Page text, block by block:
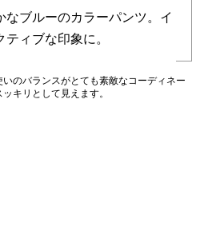
ブルーのカラーパンツ。イ
ィブな印象に。
のバランスがとても素敵なコーディネー
キリとして見えます。